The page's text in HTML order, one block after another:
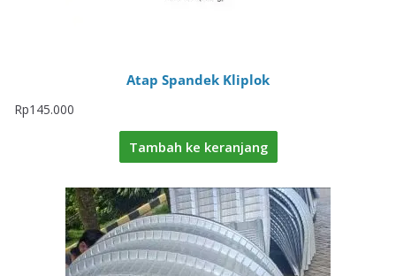
Atap Spandek Kliplok
Rp145.000
Tambah ke keranjang